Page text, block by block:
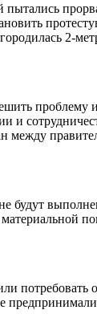
2-
проблему
и
между
будут
материальной
потребовать
предпринимали